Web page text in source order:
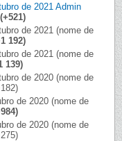
de 2021 Admin
(+521)
de 2021 (nome de
192)
de 2021 (nome de
139)
de 2020 (nome de
de 2020 (nome de
de 2020 (nome de